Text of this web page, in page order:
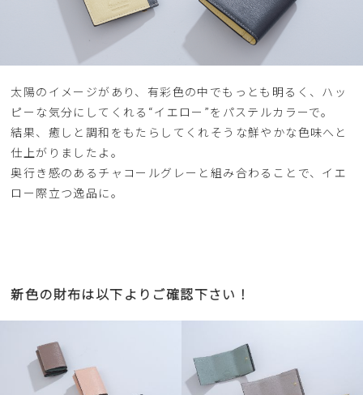
太陽のイメージがあり、有彩色の中でもっとも明るく、ハッ
ピーな気分にしてくれる“イエロー”をパステルカラーで。
結果、癒しと調和をもたらしてくれそうな鮮やかな色味へと
仕上がりましたよ。
奥行き感のあるチャコールグレーと組み合わることで、イエ
ロー際立つ逸品に。
新色の財布は以下よりご確認下さい！